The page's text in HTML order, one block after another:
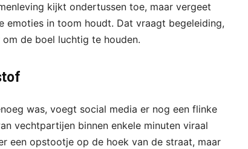
kijkt ondertussen toe, maar vergeet
emoties in toom houdt. Dat vraagt begeleiding,
de boel luchtig te houden.
was, voegt social media er nog een flinke
vechtpartijen binnen enkele minuten viraal
een opstootje op de hoek van de straat, maar